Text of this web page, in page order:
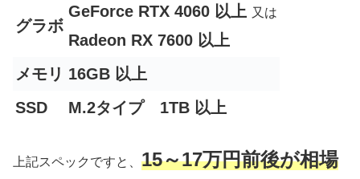
グラボ
GeForce RTX 4060 以上 又は
Radeon RX 7600 以上
メモリ 16GB 以上
SSD
M.2タイプ 1TB 以上
上記スペックですと、 15～17万円前後が相場